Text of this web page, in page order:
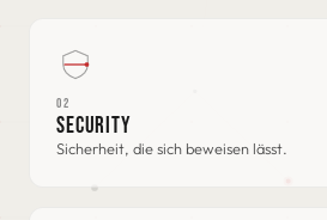
02
SECURITY
Sicherheit, die sich beweisen lässt.